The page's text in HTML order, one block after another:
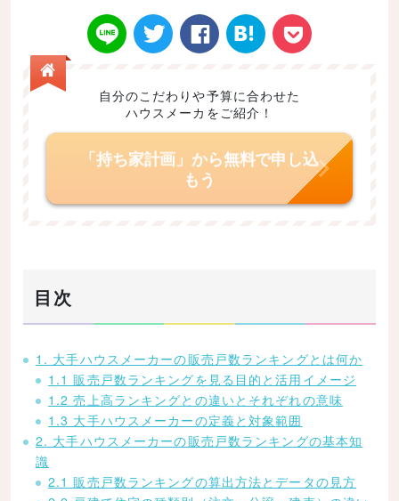
Twitt Face はてなブ
自分のこだわりや予算に合わせた
ハウスメーカをご紹介！
「持ち家計画」から無料で申し込
もう
目次
1. 大手ハウスメーカーの販売戸数ランキングとは何か
1.1 販売戸数ランキングを見る目的と活用イメージ
1.2 売上高ランキングとの違いとそれぞれの意味
1.3 大手ハウスメーカーの定義と対象範囲
2. 大手ハウスメーカーの販売戸数ランキングの基本知
識
2.1 販売戸数ランキングの算出方法とデータの見方